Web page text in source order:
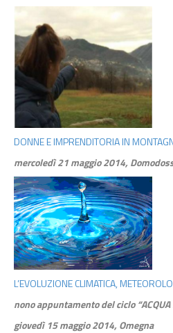
DONNE E IMPRENDITORIA IN
mercoledì 21 maggio 2014,
L’EVOLUZIONE CLIMATICA,
nono appuntamento del ciclo “ACQUA
giovedì 15 maggio 2014, Omegna